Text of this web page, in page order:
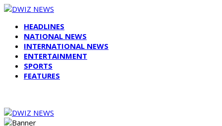
HEADLINES
NATIONAL NEWS
INTERNATIONAL NEWS
ENTERTAINMENT
SPORTS
FEATURES